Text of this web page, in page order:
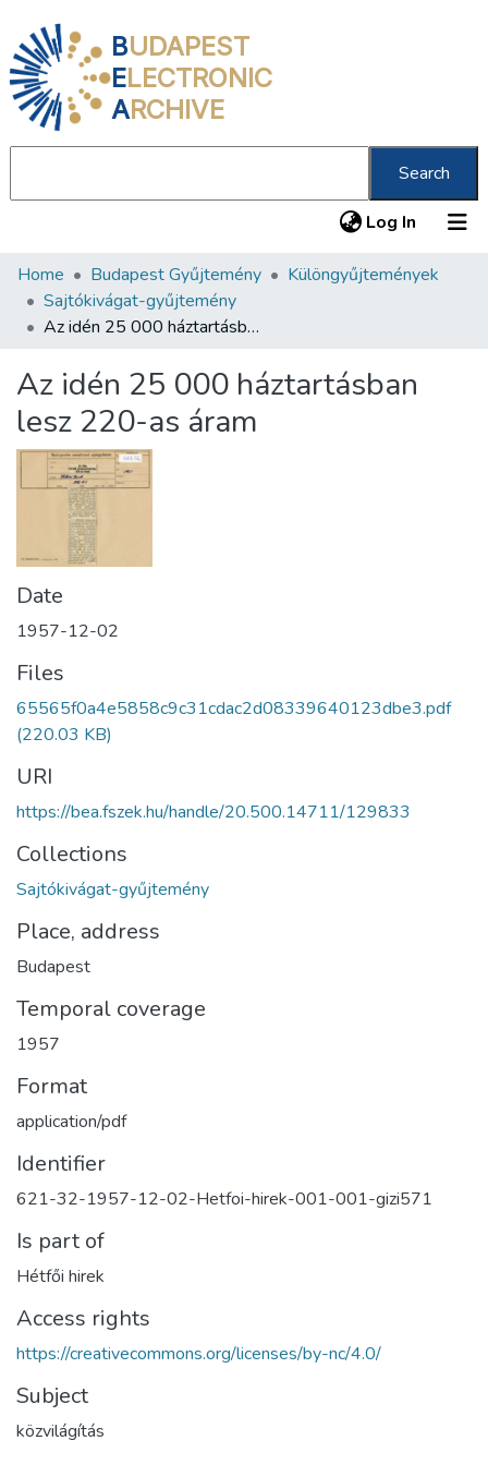
BUDAPEST
ELECTRONIC
ARCHIVE
Search
Log In (current)
Communities & Collections
All of DSpace
About us
Home Budapest Gyűjtemény
Különgyűjtemények
Sajtókivágat-gyűjtemény
Az idén 25 000 háztartásban lesz 220-as áram
Az idén 25 000 háztartásban
lesz 220-as áram
Date
1957-12-02
Files
65565f0a4e5858c9c31cdac2d08339640123dbe3.pdf
(220.03 KB)
URI
https://bea.fszek.hu/handle/20.500.14711/129833
Collections
Sajtókivágat-gyűjtemény
Place, address
Budapest
Temporal coverage
1957
Format
application/pdf
Identifier
621-32-1957-12-02-Hetfoi-hirek-001-001-gizi571
Is part of
Hétfői hirek
Access rights
https://creativecommons.org/licenses/by-nc/4.0/
Subject
közvilágítás